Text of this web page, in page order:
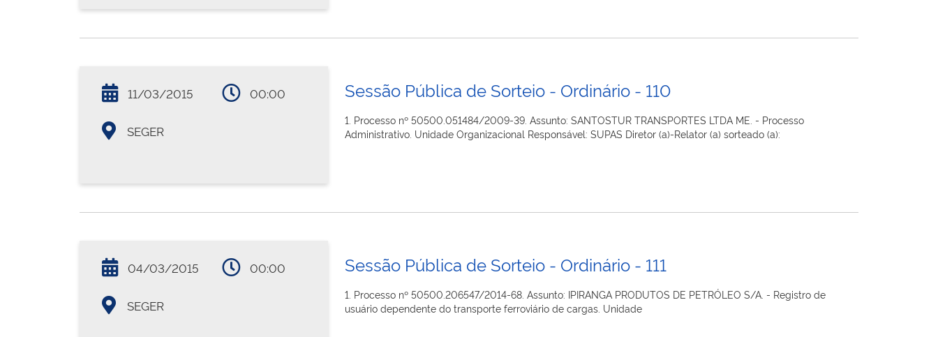
11/03/2015 00:00
SEGER
Sessão Pública de Sorteio - Ordinário - 110
1. Processo nº 50500.051484/2009-39. Assunto: SANTOSTUR TRANSPORTES LTDA ME. - Processo
Administrativo. Unidade Organizacional Responsável: SUPAS Diretor (a)-Relator (a) sorteado (a):
04/03/2015 00:00
SEGER
Sessão Pública de Sorteio - Ordinário - 111
1. Processo nº 50500.206547/2014-68. Assunto: IPIRANGA PRODUTOS DE PETRÓLEO S/A. - Registro de
usuário dependente do transporte ferroviário de cargas. Unidade